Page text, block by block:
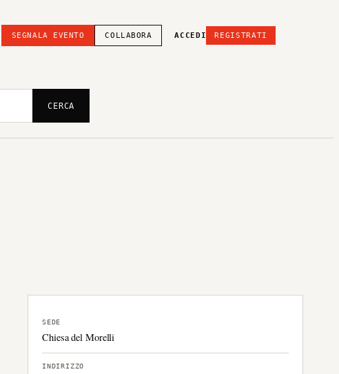
SEGNALA EVENTO COLLABORA ACCEDI REGISTRATI
CERCA
SEDE
Chiesa del Morelli
INDIRIZZO